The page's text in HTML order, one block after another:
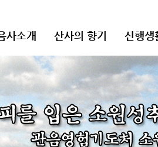
사소개 산사의 향기 신행생